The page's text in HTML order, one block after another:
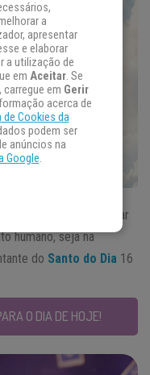
buscou cooperar
humano, seja na
do Santo do Dia 16
O DIA DE HOJE!
a
apresentar
e elaborar
a utilização de
em Aceitar. Se
em Gerir
acerca de
de Cookies da
podem ser
anúncios na
Google.